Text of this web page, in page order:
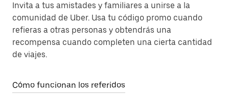
Invita a tus amistades y familiares a unirse a la
comunidad de Uber. Usa tu código promo cuando
refieras a otras personas y obtendrás una
recompensa cuando completen una cierta cantidad
de viajes.
Cómo funcionan los referidos